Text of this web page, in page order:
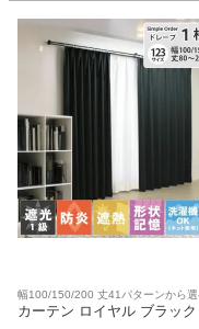
幅100/150/200 丈41パターンから選
カーテン ロイヤル ブラック